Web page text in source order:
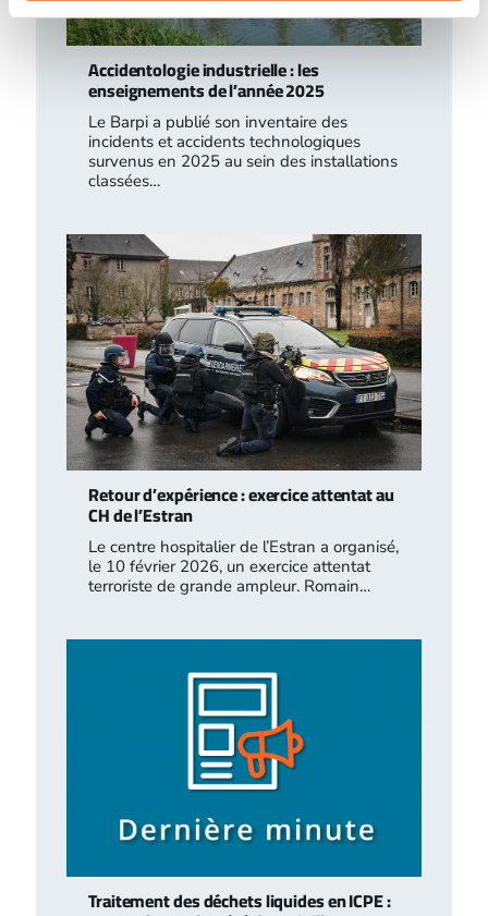
Accidentologie industrielle : les
enseignements de l’année 2025
Le Barpi a publié son inventaire des
incidents et accidents technologiques
survenus en 2025 au sein des installations
classées…
Retour d’expérience : exercice attentat au
CH de l’Estran
Le centre hospitalier de l’Estran a organisé,
le 10 février 2026, un exercice attentat
terroriste de grande ampleur. Romain…
Traitement des déchets liquides en ICPE :